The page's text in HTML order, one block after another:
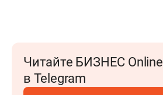
Читайте БИЗНЕС Online
в Telegram